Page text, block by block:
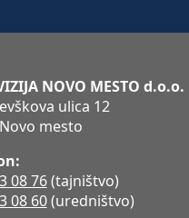
NOVO MESTO d.o.o.
ulica 12
mesto
08 76(tajništvo)
08 60(uredništvo)